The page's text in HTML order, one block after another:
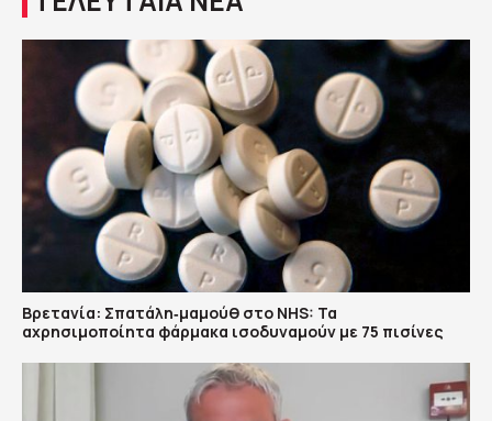
Βρετανία: Σπατάλη‑μαμούθ στο NHS: Τα
αχρησιμοποίητα φάρμακα ισοδυναμούν με 75 πισίνες